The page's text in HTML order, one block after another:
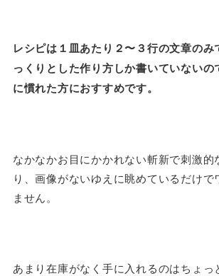
レシピは１皿あたり２〜３行の文章の
っくりとした作り方しか書いていない
に慣れた方におすすめです。
なかなかお目にかかれない斬新で刺激的
り、画像がないゆえに眺めているだけで
ません。
あまり在庫がなく手に入れるのはちょ